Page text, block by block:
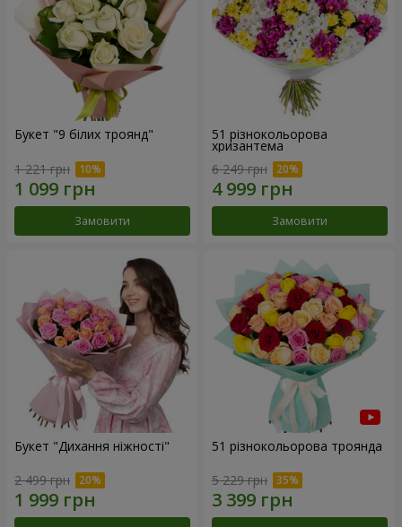
Букет "9 білих троянд"
1 221 грн
Замовити
51 різнокольорова
хризантема
6 249 грн
Замовити
Букет "Дихання ніжності"
2 499 грн
51 різнокольорова троянда
5 229 грн